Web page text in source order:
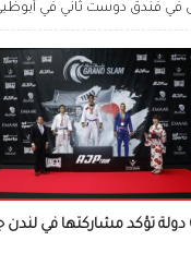
فندق دوست ثاني في
191 أكاديمية من 67 دولة تؤكد مشاركتها في